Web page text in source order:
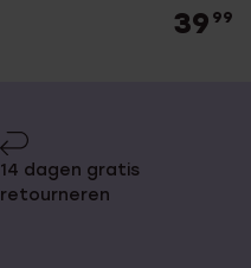
39 99
14 dagen gratis
retourneren